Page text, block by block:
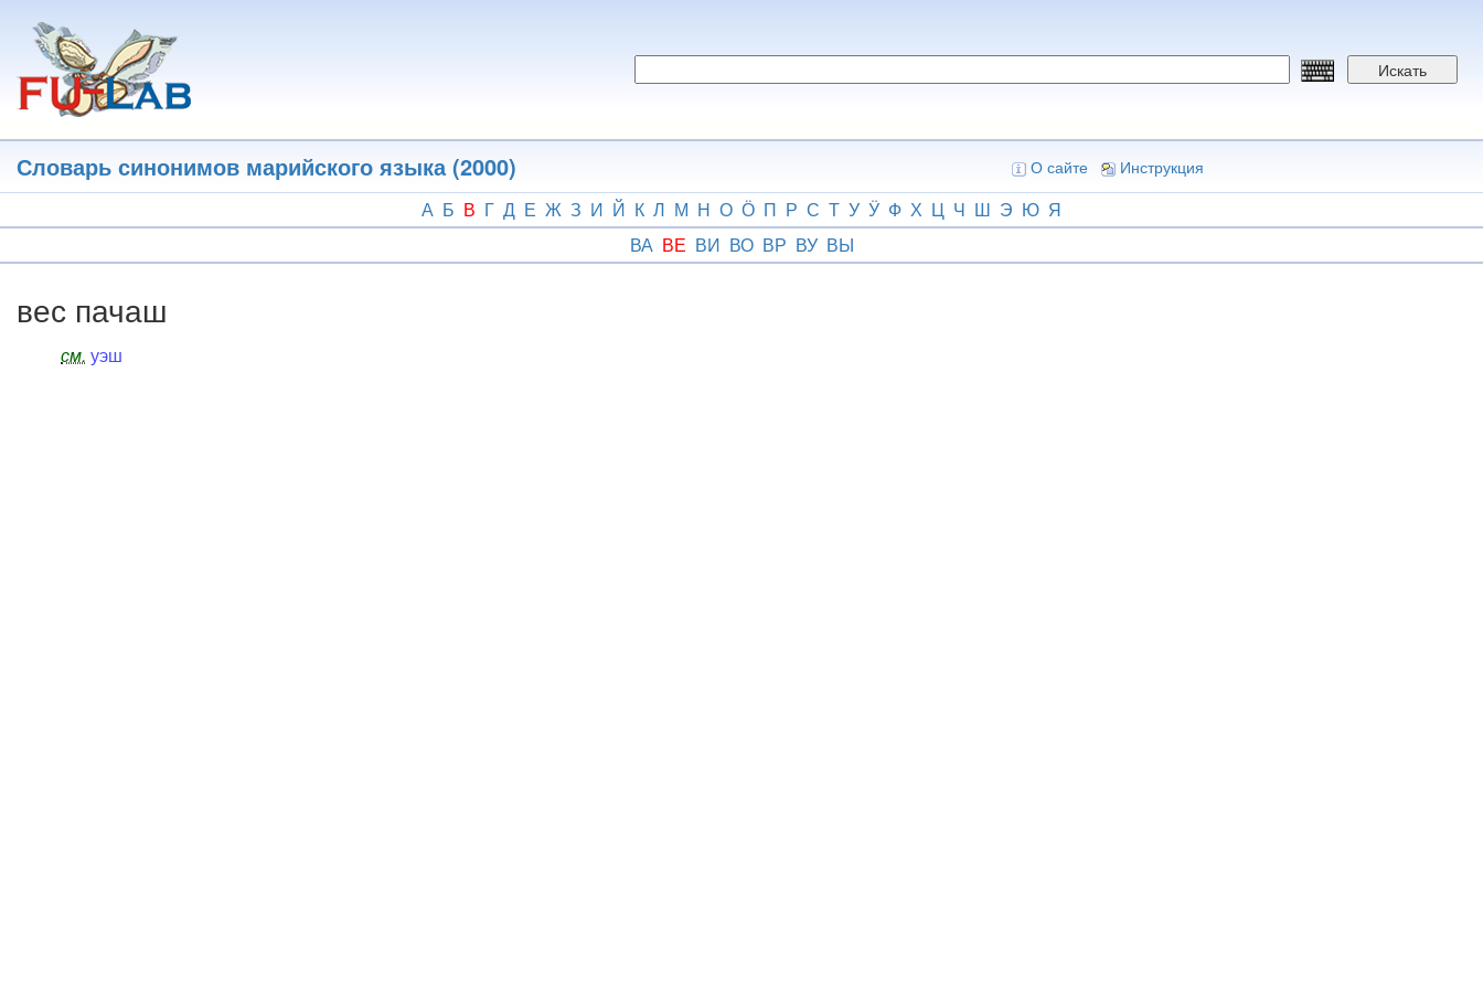
основному
содержанию
Искать
Словарь синонимов марийского языка (2000) О сайте Инструкция
А Б В Г Д Е Ж З И Й К Л М Н О Ӧ П Р С Т У Ӱ Ф Х Ц Ч Ш Э Ю Я
ВА ВЕ ВИ ВО ВР ВУ ВЫ
вес пачаш
см. уэш